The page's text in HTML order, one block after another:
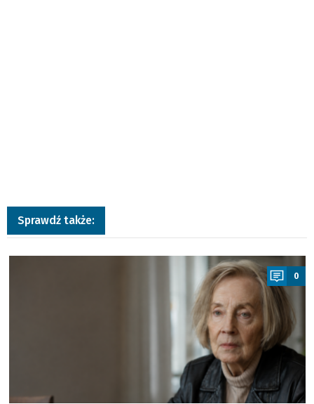
Sprawdź także:
a
0